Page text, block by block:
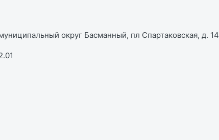
округ Басманный, пл Спартаковская, д.